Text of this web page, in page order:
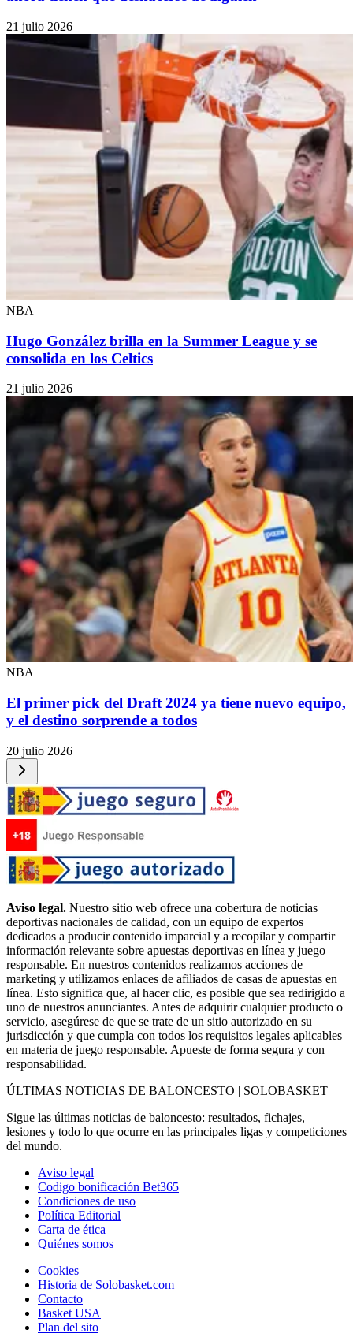
21 julio 2026
NBA
Hugo González brilla en la Summer League y se
consolida en los Celtics
21 julio 2026
NBA
El primer pick del Draft 2024 ya tiene nuevo equipo,
y el destino sorprende a todos
20 julio 2026
Aviso legal. Nuestro sitio web ofrece una cobertura de noticias
deportivas nacionales de calidad, con un equipo de expertos
dedicados a producir contenido imparcial y a recopilar y compartir
información relevante sobre apuestas deportivas en línea y juego
responsable. En nuestros contenidos realizamos acciones de
marketing y utilizamos enlaces de afiliados de casas de apuestas en
línea. Esto significa que, al hacer clic, es posible que sea redirigido a
uno de nuestros anunciantes. Antes de adquirir cualquier producto o
servicio, asegúrese de que se trate de un sitio autorizado en su
jurisdicción y que cumpla con todos los requisitos legales aplicables
en materia de juego responsable. Apueste de forma segura y con
responsabilidad.
ÚLTIMAS NOTICIAS DE BALONCESTO | SOLOBASKET
Sigue las últimas noticias de baloncesto: resultados, fichajes,
lesiones y todo lo que ocurre en las principales ligas y competiciones
del mundo.
Aviso legal
Codigo bonificación Bet365
Condiciones de uso
Política Editorial
Carta de ética
Quiénes somos
Cookies
Historia de Solobasket.com
Contacto
Basket USA
Plan del sito